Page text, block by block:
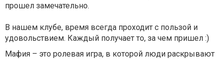
прошел замечательно.
В нашем клубе, время всегда проходит с пользой и
удовольствием. Каждый получает то, за чем пришел :)
Мафия – это ролевая игра, в которой люди раскрывают